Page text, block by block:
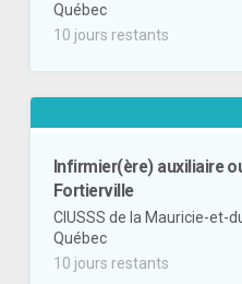
Québec
10 jours restants
Infirmier(ère) auxiliaire
Fortierville
CIUSSS de la Mauricie-et-
Québec
10 jours restants